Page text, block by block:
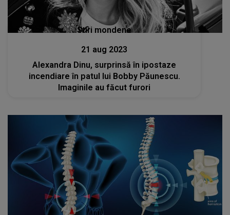
Stiri mondene
21 aug 2023
Alexandra Dinu, surprinsă în ipostaze
incendiare în patul lui Bobby Păunescu.
Imaginile au făcut furori